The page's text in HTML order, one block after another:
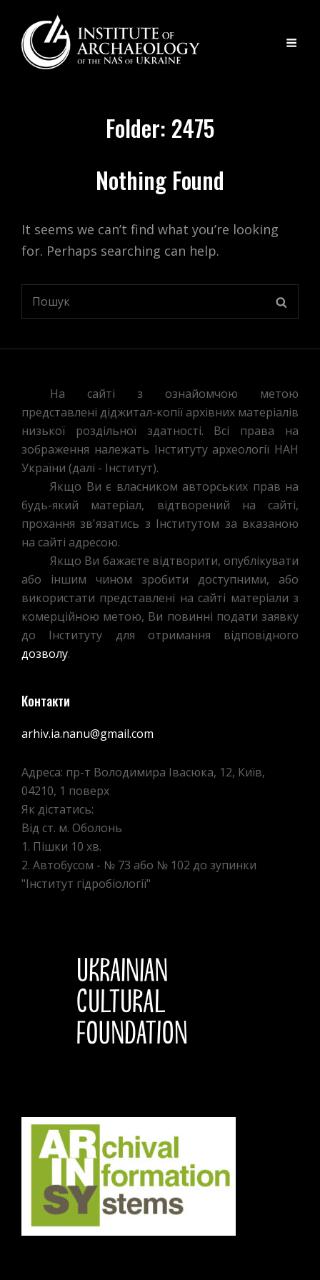
Folder: 2475
Nothing Found
It seems we can’t find what you’re looking
for. Perhaps searching can help.
Search
for:
На сайті з ознайомчою метою
представлені діджитал-копії архівних матеріалів
низької роздільної здатності. Всі права на
зображення належать Інституту археології НАН
України (далі - Інститут).
Якщо Ви є власником авторських прав на
будь-який матеріал, відтворений на сайті,
прохання зв'язатись з Інститутом за вказаною
на сайті адресою.
Якщо Ви бажаєте відтворити, опублікувати
або іншим чином зробити доступними, або
використати представлені на сайті матеріали з
комерційною метою, Ви повинні подати заявку
до Інституту для отримання відповідного
дозволу.
Контакти
arhiv.ia.nanu@gmail.com
Адреса: пр-т Володимира Івасюка, 12, Київ,
04210, 1 поверх
Як дістатись:
Від ст. м. Оболонь
1. Пішки 10 хв.
2. Автобусом - № 73 або № 102 до зупинки
"Інститут гідробіології"